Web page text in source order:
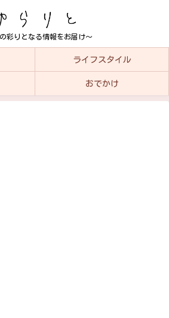
彩りとなる情報をお届け～
ライフスタイル
おでかけ